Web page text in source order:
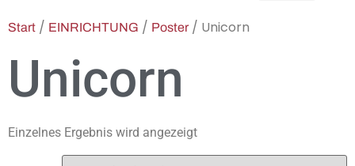
Start / EINRICHTUNG / Poster / Unicorn
Unicorn
Einzelnes Ergebnis wird angezeigt